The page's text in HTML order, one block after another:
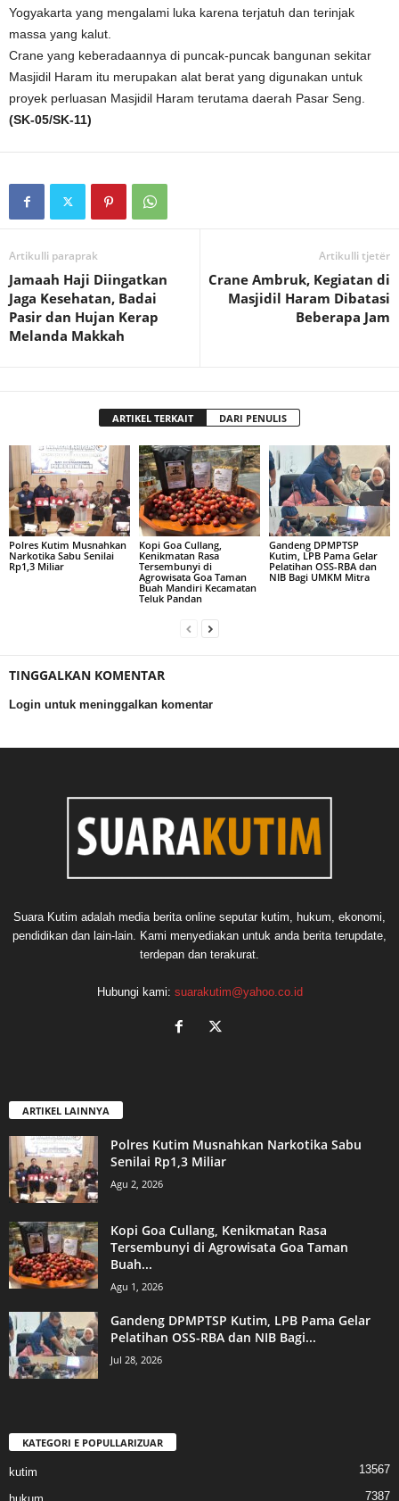
Yogyakarta yang mengalami luka karena terjatuh dan terinjak
massa yang kalut.
Crane yang keberadaannya di puncak-puncak bangunan sekitar
Masjidil Haram itu merupakan alat berat yang digunakan untuk
proyek perluasan Masjidil Haram terutama daerah Pasar Seng.
(SK-05/SK-11)
Artikulli paraprak
Jamaah Haji Diingatkan
Jaga Kesehatan, Badai
Pasir dan Hujan Kerap
Melanda Makkah
Artikulli tjetër
Crane Ambruk, Kegiatan di
Masjidil Haram Dibatasi
Beberapa Jam
ARTIKEL TERKAIT DARI PENULIS
Polres Kutim Musnahkan
Narkotika Sabu Senilai
Rp1,3 Miliar
Kopi Goa Cullang,
Kenikmatan Rasa
Tersembunyi di
Agrowisata Goa Taman
Buah Mandiri Kecamatan
Teluk Pandan
Gandeng DPMPTSP
Kutim, LPB Pama Gelar
Pelatihan OSS-RBA dan
NIB Bagi UMKM Mitra
TINGGALKAN KOMENTAR
Login untuk meninggalkan komentar
Suara Kutim adalah media berita online seputar kutim, hukum, ekonomi,
pendidikan dan lain-lain. Kami menyediakan untuk anda berita terupdate,
terdepan dan terakurat.
Hubungi kami: suarakutim@yahoo.co.id
ARTIKEL LAINNYA
Polres Kutim Musnahkan Narkotika Sabu
Senilai Rp1,3 Miliar
Agu 2, 2026
Kopi Goa Cullang, Kenikmatan Rasa
Tersembunyi di Agrowisata Goa Taman
Buah...
Agu 1, 2026
Gandeng DPMPTSP Kutim, LPB Pama Gelar
Pelatihan OSS-RBA dan NIB Bagi...
Jul 28, 2026
KATEGORI E POPULLARIZUAR
kutim 13567
7387